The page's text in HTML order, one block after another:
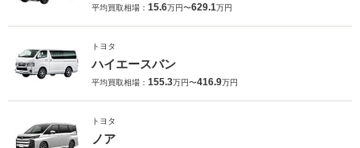
平均買取相場： 15.6万円〜629.1万円
トヨタ
ハイエースバン
平均買取相場： 155.3万円〜416.9万円
トヨタ
ノア